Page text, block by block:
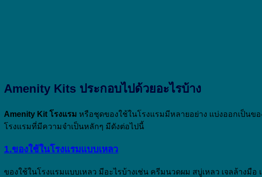
Amenity Kits ประกอบไปด้วยอะไรบ้าง
Amenity Kit โรงแรม หรือชุดของใช้ในโรงแรมมีหลายอย่าง แบ่งออกเป็น
โรงแรมที่มีความจำเป็นหลักๆ มีดังต่อไปนี้
1.ของใช้ในโรงแรมแบบเหลว
ของใช้ในโรงแรมแบบเหลว มีอะไรบ้างเช่น ครีมนวดผม สบู่เหลว เจลล้า